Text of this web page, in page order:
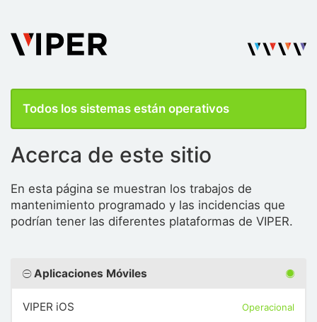
Todos los sistemas están operativos
Acerca de este sitio
En esta página se muestran los trabajos de
mantenimiento programado y las incidencias que
podrían tener las diferentes plataformas de VIPER.
Aplicaciones Móviles
VIPER iOS Operacional